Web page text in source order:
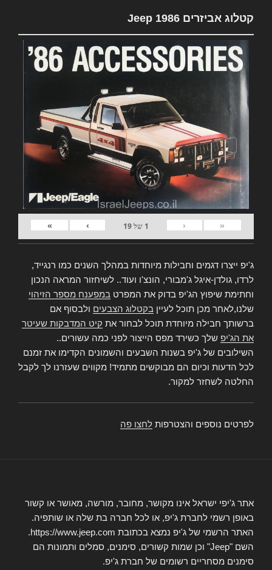
קטלוג אביזרים Jeep 1986
«
‹
1 של19
›
»
ג'יפ ייצרו דגמים וחבילות מיוחדות במהלך השנים כמו רנגייד,
לרדו, גולדן-איגל ג'מבורי, הונצ'ו ועוד.. לשיחזור המראה הנכון
וחתימת שיפוץ הג'יפ בדוק את המפרט במפענח מספר הזיהוי
שלנו,לאחר מכן תוכל לעיין בקטלוג הצבעים ולבסוף אם
ברשותך חבילה מיוחדת תוכל לבחור את קיט המדבקות שעיטר
את הג'יפ שלך כשירד מפס הייצור לפני כמה עשורים..
השילובים של ג'יפ בשנות השבעים והשמונים הקדימו את זמנם
לכל הדעות וכיום הם מבוקשים מתמיד! מקווים שעזרנו לך לקבל
החלטה לשחזר למקור.
לפרטים נוספים והצטרפות לחצו פה
אתר ג'יפי ישראל אינו מקושר, מחובר, מורשה, מאושר או קשור
באופן רשמי לחברת ג'יפ, או לכל חברה בת שלה או שותפיה.
האתר הרשמי של ג'יפ נמצא בכתובת https://www.jeep.com.
השם "Jeep" וכן שמות קשורים, סימנים, סמלים ותמונות הם
סימנים מסחריים רשומים של חברת ג'יפ.